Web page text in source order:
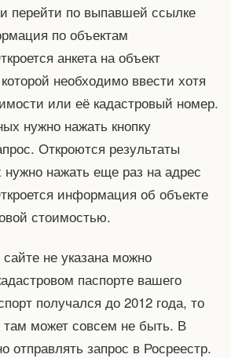
перейти по выпавшей ссылке
по объектам
анкета на объект
необходимо ввести хотя
или её кадастровый номер.
нужно нажать кнопку
Откроются результаты
нужно нажать еще раз на адрес
информация об объекте
стоимостью.
не указана можно
паспорте вашего
получался до 2012 года, то
может совсем не быть. В
отправлять запрос в Росреестр.